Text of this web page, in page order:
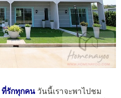
ที่รักทุกคน วันนี้เราจะพาไปชม